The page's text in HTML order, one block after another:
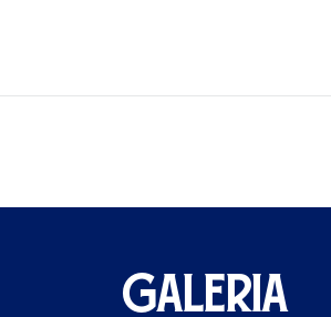
GALERIA